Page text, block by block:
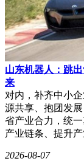
山东机器人：跳
来
对内，补齐中小
源共享、抱团发
省产业合力，统
产业链条、提升
2026-08-07